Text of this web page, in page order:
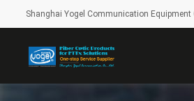
Shanghai Yogel Communication Equipment